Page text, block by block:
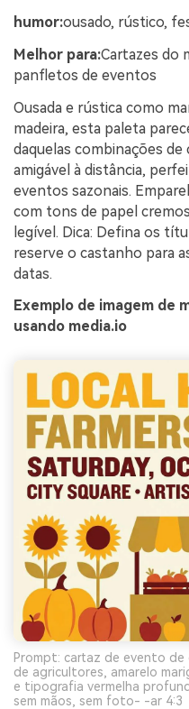
humor:ousado, rústico,
Melhor para:Cartazes do
panfletos de eventos
Ousada e rústica como
madeira, esta paleta
daquelas combinações
amigável à distância,
eventos sazonais.
com tons de papel
legível. Dica: Defina os
reserve o castanho para
datas.
Exemplo de imagem de
usando media.io
Prompt: cartaz de evento de
de agricultores, amarelo
e tipografia vermelha
sem mãos, sem foto- -ar 4:3